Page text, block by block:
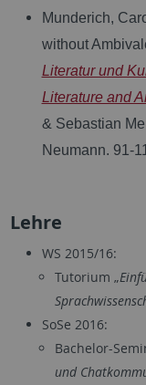
Munderich,
without
Literatur und
Literature and
& Sebastian
Neumann. 91-
Lehre
WS 2015/16:
Tutorium „
SoSe 2016:
Bachelor-
und